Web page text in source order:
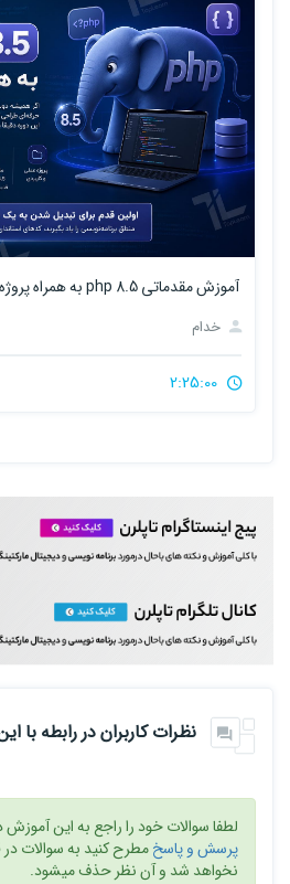
آموزش مقدماتی php 8.5 به همراه پروژه عملی
خدام
نظرات کاربران در رابطه با
لطفا سوالات خود را راجع به این
پرسش و پاسخمطرح کنید به سوالات
نخواهد شد و آن نظر حذف میشود.